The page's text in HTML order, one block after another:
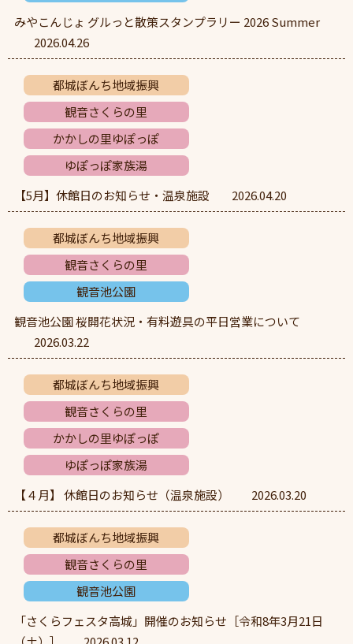
みやこんじょ グルっと散策スタンプラリー 2026 Summer
2026.04.26
都城ぼんち地域振興
観音さくらの里
かかしの里ゆぽっぽ
ゆぽっぽ家族湯
【5月】休館日のお知らせ・温泉施設
2026.04.20
都城ぼんち地域振興
観音さくらの里
観音池公園
観音池公園 桜開花状況・有料遊具の平日営業について
2026.03.22
都城ぼんち地域振興
観音さくらの里
かかしの里ゆぽっぽ
ゆぽっぽ家族湯
【４月】 休館日のお知らせ（温泉施設）
2026.03.20
都城ぼんち地域振興
観音さくらの里
観音池公園
「さくらフェスタ高城」開催のお知らせ［令和8年3月21日